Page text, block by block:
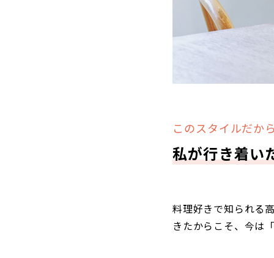
このスタイルだか
私が行き着い
料理好きで知られる
きたからこそ、今は